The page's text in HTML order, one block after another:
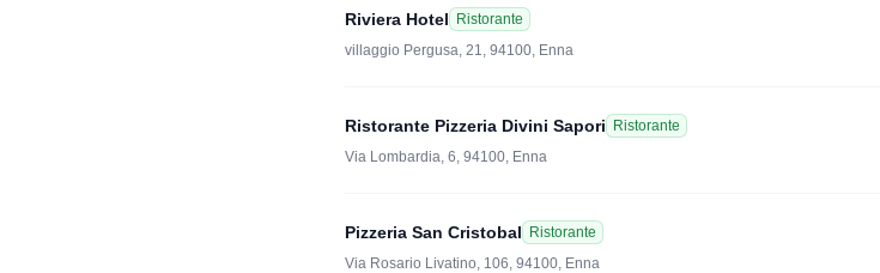
Riviera Hotel
Ristorante
villaggio Pergusa, 21, 94100, Enna
Ristorante Pizzeria Divini Sapori
Ristorante
Via Lombardia, 6, 94100, Enna
Pizzeria San Cristobal
Ristorante
Via Rosario Livatino, 106, 94100, Enna